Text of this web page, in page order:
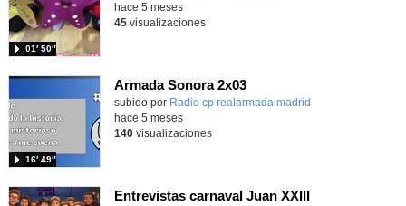
01′ 50″
hace 5 meses
45visualizaciones
Armada Sonora 2x03
Contenido educativo.
subido por Radio cp realarmada madrid
16′ 49″
hace 5 meses
140visualizaciones
Entrevistas carnaval Juan XXIII